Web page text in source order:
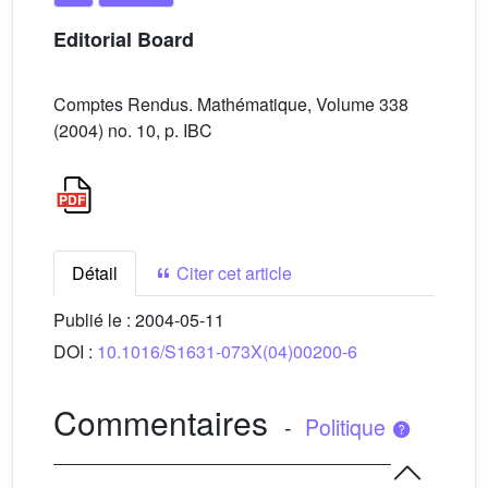
Editorial Board
Comptes Rendus. Mathématique, Volume 338
(2004) no. 10, p. IBC
Détail
Citer cet article
Publié le : 2004-05-11
DOI : 10.1016/S1631-073X(04)00200-6
Commentaires - Politique